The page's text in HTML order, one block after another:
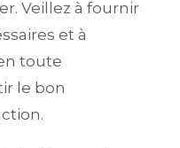
Veillez à fournir
et à
toute
le bon